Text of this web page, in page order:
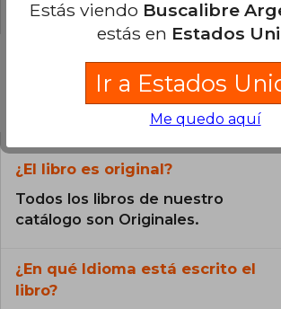
Preguntas frecuentes
¿El libro es original?
Todos los libros de nuestro
catálogo son Originales.
¿En qué Idioma está escrito el
libro?
Estás viendo Buscalibre
estás en Estados
Ir a Estados
Me quedo aquí